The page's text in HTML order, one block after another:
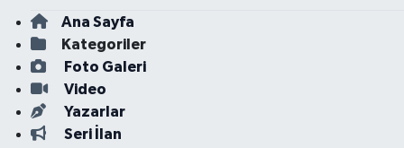
Ana Sayfa
Kategoriler
Foto Galeri
Video
Yazarlar
Seri İlan